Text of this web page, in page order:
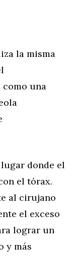
la misma
una
donde el
el tórax.
al cirujano
el exceso
lograr un
y más